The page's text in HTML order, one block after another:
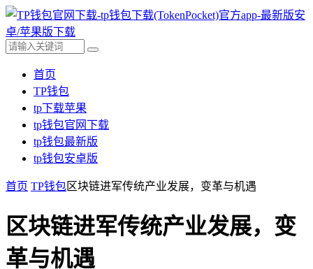
首页
TP钱包
tp下载苹果
tp钱包官网下载
tp钱包最新版
tp钱包安卓版
首页 TP钱包区块链进军传统产业发展，变革与机遇
区块链进军传统产业发展，变
革与机遇